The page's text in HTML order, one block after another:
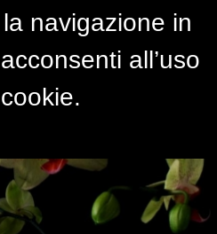
navigazione in
all’uso